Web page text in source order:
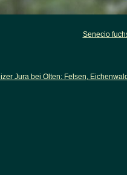
Senecio
Jura bei Olten: Felsen,